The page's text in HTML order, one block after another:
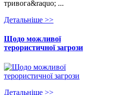
тривога&raquo; ...
Детальнiше >>
Щодо можливої
терористичної загрози
Детальнiше >>